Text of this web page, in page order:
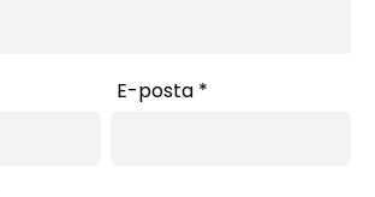
E-posta *